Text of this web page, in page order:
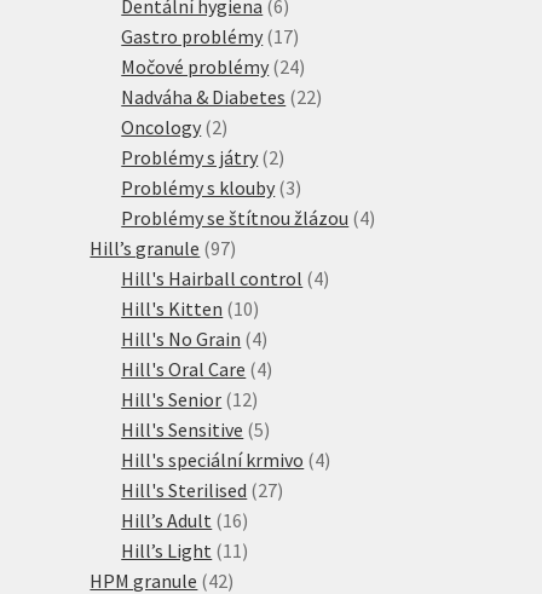
Dentální hygiena 6
produktů
Gastro problémy 1717
produktů
Močové problémy 2424
produktů
Nadváha & Diabetes 2222
Oncology 22
produkty
Problémy s játry 22
produkty
Problémy s klouby 33
produkty
Problémy se štítnou žlázou 44
Hill’s granule 9797
produktů
Hill's Hairball control 44
Hill's Kitten 1010
produktů
Hill's No Grain 44
produkty
Hill's Oral Care 44
Hill's Senior 1212
produktů
Hill's Sensitive 55
produktů
Hill's speciální krmivo 44
Hill's Sterilised 2727
Hill’s Adult 1616
produktů
Hill’s Light 11 11
HPM granule 4242